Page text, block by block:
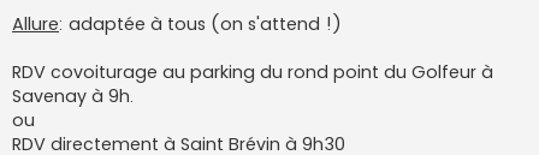
Allure: adaptée à tous (on s'attend !)
RDV covoiturage au parking du rond point du Golfeur à
Savenay à 9h.
ou
RDV directement à Saint Brévin à 9h30